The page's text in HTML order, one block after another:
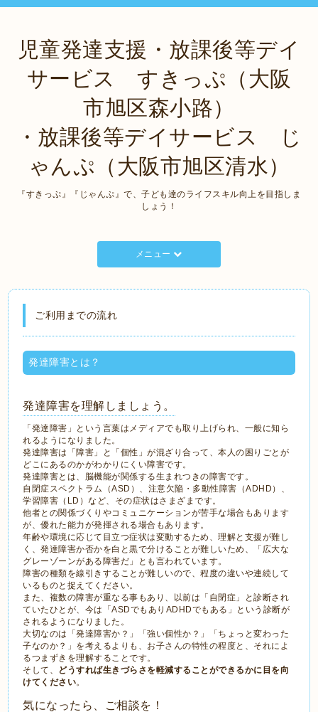
児童発達支援・放課後等デイ
サービス すきっぷ（大阪
市旭区森小路）
・放課後等デイサービス じ
ゃんぷ（大阪市旭区清水）
『すきっぷ』『じゃんぷ』で、子ども達のライフスキル向上を目指しま
しょう！
メニュー
ご利用までの流れ
発達障害とは？
発達障害を理解しましょう。
「発達障害」という言葉はメディアでも取り上げられ、一般に知ら
れるようになりました。
発達障害は「障害」と「個性」が混ざり合って、本人の困りごとが
どこにあるのかがわかりにくい障害です。
発達障害とは、脳機能が関係する生まれつきの障害です。
自閉症スペクトラム（ASD）、注意欠陥・多動性障害（ADHD）、
学習障害（LD）など、その症状はさまざまです。
他者との関係づくりやコミュニケーションが苦手な場合もあります
が、優れた能力が発揮される場合もあります。
年齢や環境に応じて目立つ症状は変動するため、理解と支援が難し
く、発達障害か否かを白と黒で分けることが難しいため、「広大な
グレーゾーンがある障害だ」とも言われています。
障害の種類を線引きすることが難しいので、程度の違いや連続して
いるものと捉えてください。
また、複数の障害が重なる事もあり、以前は「自閉症」と診断され
ていたひとが、今は「ASDでもありADHDでもある」という診断が
されるようになりました。
大切なのは「発達障害か？」「強い個性か？」「ちょっと変わった
子なのか？」を考えるよりも、お子さんの特性の程度と、それによ
るつまずきを理解することです。
そして、
どうすれば生きづらさを軽減することができるかに目を向
けてください。
気になったら、ご相談を！